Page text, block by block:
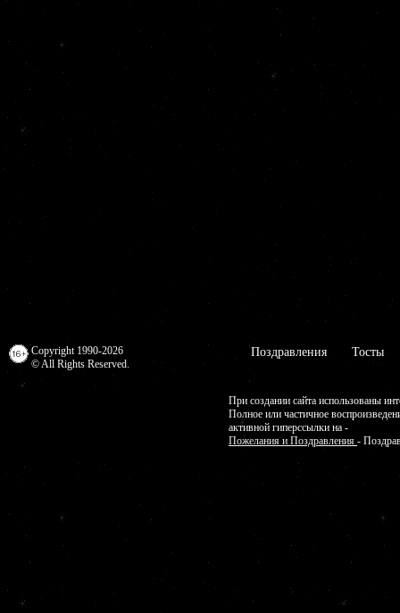
Copyright 1990-2026
© All Rights Reserved.
Поздравления Тосты
При создании сайта использованы
Полное или частичное
активной гиперссылки на -
Пожелания и Поздравления -